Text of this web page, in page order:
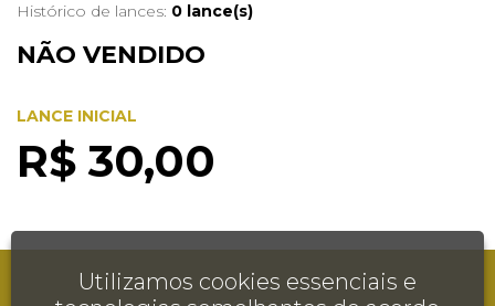
Histórico de lances: 0 lance(s)
NÃO VENDIDO
LANCE INICIAL
R$ 30,00
AJUDA
Utilizamos cookies essenciais e